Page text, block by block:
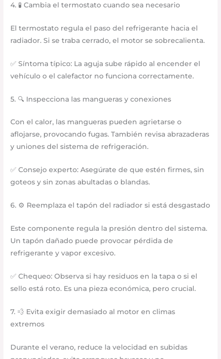
4. 🧪 Cambia el termostato cuando sea necesario
El termostato regula el paso del refrigerante hacia el
radiador. Si se traba cerrado, el motor se sobrecalienta.
✅ Síntoma típico: La aguja sube rápido al encender el
vehículo o el calefactor no funciona correctamente.
5. 🔍 Inspecciona las mangueras y conexiones
Con el calor, las mangueras pueden agrietarse o
aflojarse, provocando fugas. También revisa abrazaderas
y uniones del sistema de refrigeración.
✅ Consejo experto: Asegúrate de que estén firmes, sin
goteos y sin zonas abultadas o blandas.
6. ⚙️ Reemplaza el tapón del radiador si está desgastado
Este componente regula la presión dentro del sistema.
Un tapón dañado puede provocar pérdida de
refrigerante y vapor excesivo.
✅ Chequeo: Observa si hay residuos en la tapa o si el
sello está roto. Es una pieza económica, pero crucial.
7. 💨 Evita exigir demasiado al motor en climas
extremos
Durante el verano, reduce la velocidad en subidas